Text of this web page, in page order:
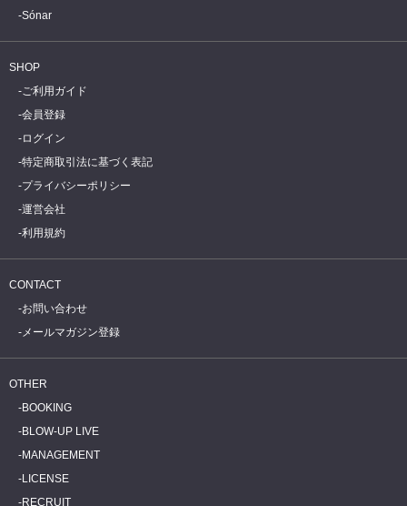
Sónar
SHOP
ご利用ガイド
会員登録
ログイン
特定商取引法に基づく表記
プライバシーポリシー
運営会社
利用規約
CONTACT
お問い合わせ
メールマガジン登録
OTHER
BOOKING
BLOW-UP LIVE
MANAGEMENT
LICENSE
RECRUIT